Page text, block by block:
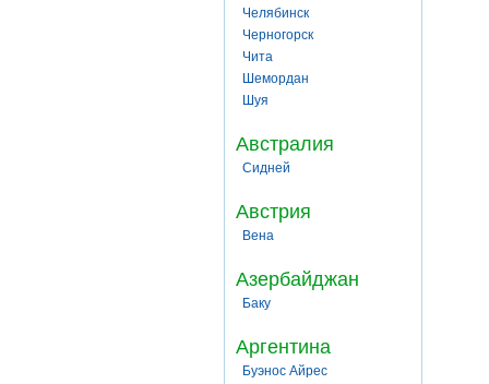
Челябинск
Черногорск
Чита
Шемордан
Шуя
Австралия
Сидней
Австрия
Вена
Азербайджан
Баку
Аргентина
Буэнос Айрес